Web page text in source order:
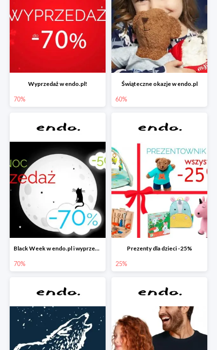
Wyprzedaż w endo.pl!
70%
Świąteczne okazje w endo.pl
60%
Black Week w endo.pl i wyprzedaże do -70&
70%
Prezenty dla dzieci -25%
25%